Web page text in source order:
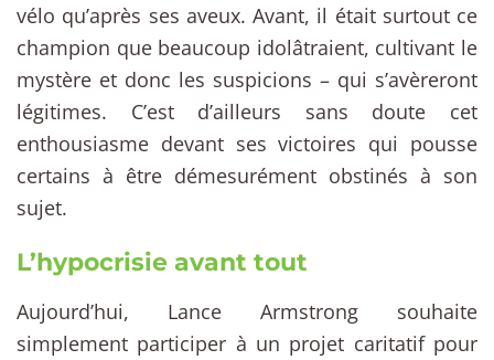
vélo qu’après ses aveux. Avant, il était surtout ce
champion que beaucoup idolâtraient, cultivant le
mystère et donc les suspicions – qui s’avèreront
légitimes. C’est d’ailleurs sans doute cet
enthousiasme devant ses victoires qui pousse
certains à être démesurément obstinés à son
sujet.
L’hypocrisie avant tout
Aujourd’hui, Lance Armstrong souhaite
simplement participer à un projet caritatif pour